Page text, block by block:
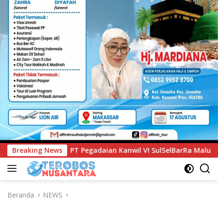
Breaking News
Kanwil VI SulSelBarRa Maluku Luncurkan Program
Beranda NEWS